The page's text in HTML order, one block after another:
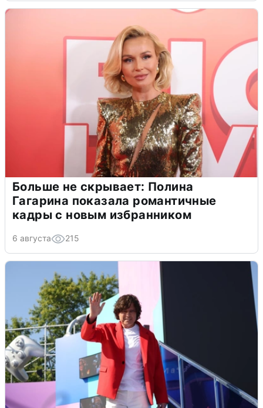
Больше не скрывает: Полина
Гагарина показала романтичные
кадры с новым избранником
6 августа 215